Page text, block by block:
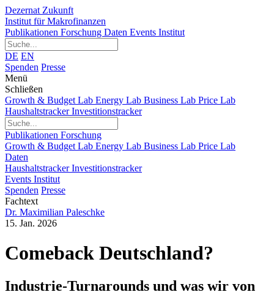
Dezernat Zukunft
Institut für Makrofinanzen
Publikationen Forschung Daten Events Institut
DE EN
Spenden Presse
Menü
Schließen
Growth & Budget Lab Energy Lab Business Lab Price Lab
HaushaltstrackerInvestitionstracker
Publikationen Forschung
Growth & Budget Lab Energy Lab Business Lab Price Lab
Daten
HaushaltstrackerInvestitionstracker
Events Institut
Spenden Presse
Fachtext
Dr. Maximilian Paleschke
15. Jan. 2026
Comeback Deutschland?
Industrie-Turnarounds und was wir von